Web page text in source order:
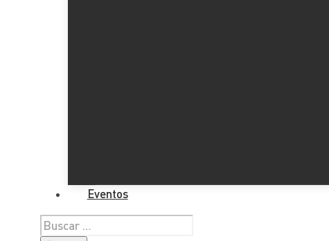
Eventos
Buscar: